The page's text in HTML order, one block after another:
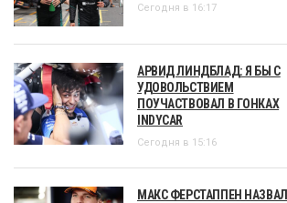
Сегодня в 16:17
АРВИД ЛИНДБЛАД: Я БЫ С
УДОВОЛЬСТВИЕМ
ПОУЧАСТВОВАЛ В ГОНКАХ
INDYCAR
Сегодня в 15:16
МАКС ФЕРСТАППЕН НАЗВАЛ